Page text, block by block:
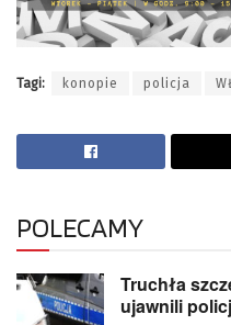
Tagi: konopie policja
POLECAMY
Truchła
ujawnili